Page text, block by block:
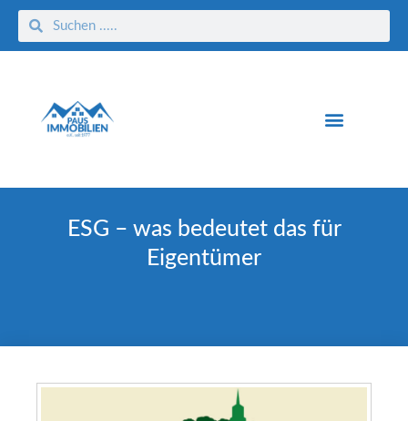
ESG – was bedeutet das für
Eigentümer